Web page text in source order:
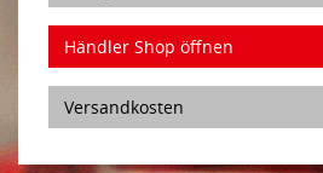
Händler Shop öffnen
Versandkosten